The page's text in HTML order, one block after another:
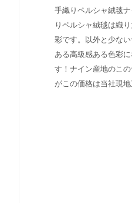
手織りペルシャ絨毯
りペルシャ絨毯は織
彩です。以外と少な
ある高級感ある色彩
す！ナイン産地のこ
がこの価格は当社現